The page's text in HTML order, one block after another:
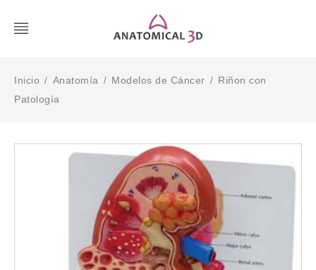
Inicio / Anatomía / Modelos de Cáncer / Riñon con
Patología